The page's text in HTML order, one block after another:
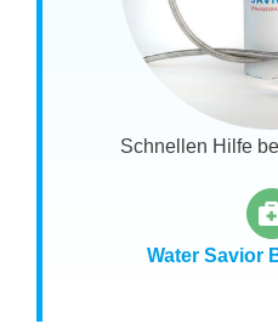
Schnellen Hilfe
Water Savior